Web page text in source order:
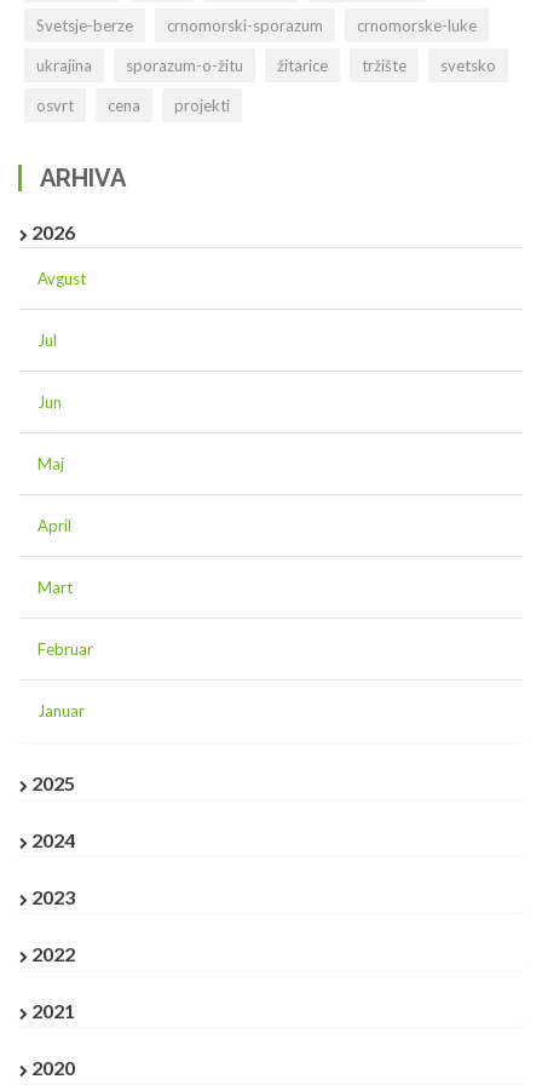
Svetsje-berze crnomorski-sporazum crnomorske-luke
ukrajina sporazum-o-žitu žitarice tržište svetsko
osvrt cena projekti
ARHIVA
2026
Avgust
Jul
Jun
Maj
April
Mart
Februar
Januar
2025
2024
2023
2022
2021
2020